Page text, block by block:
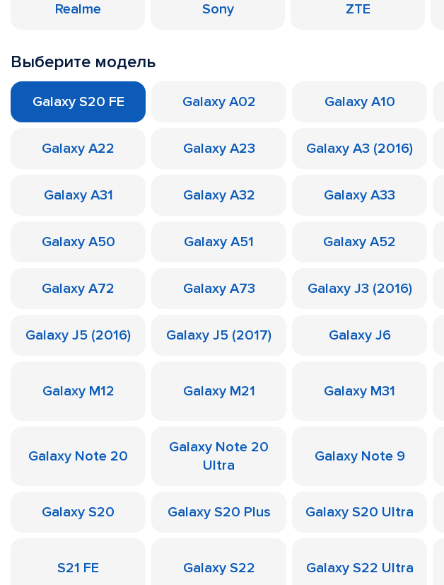
Realme Sony ZTE
Выберите модель
Galaxy S20 FE Galaxy A02 Galaxy A10
Galaxy A22 Galaxy A23 Galaxy A3 (2016)
Galaxy A31 Galaxy A32 Galaxy A33
Galaxy A50 Galaxy A51 Galaxy A52
Galaxy A72 Galaxy A73 Galaxy J3 (2016)
Galaxy J5 (2016) Galaxy J5 (2017) Galaxy J6
Galaxy M12 Galaxy M21 Galaxy M31
Galaxy Note 20
Galaxy Note 20
Ultra
Galaxy Note 9
Galaxy S20 Galaxy S20 Plus Galaxy S20 Ultra
S21 FE Galaxy S22 Galaxy S22 Ultra